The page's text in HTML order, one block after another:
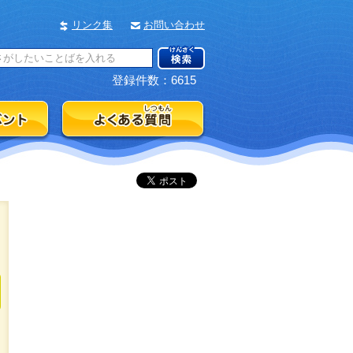
リンク集 お問い合わせ
登録件数：6615